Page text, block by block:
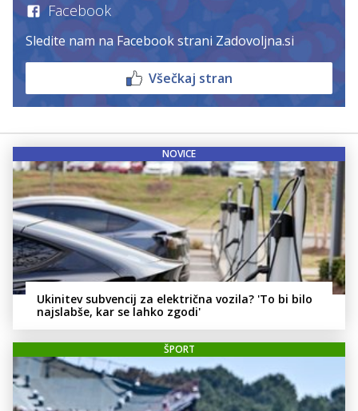
Facebook
Sledite nam na Facebook strani Zadovoljna.si
Všečkaj stran
NOVICE
Ukinitev subvencij za električna vozila? 'To bi bilo
najslabše, kar se lahko zgodi'
ŠPORT